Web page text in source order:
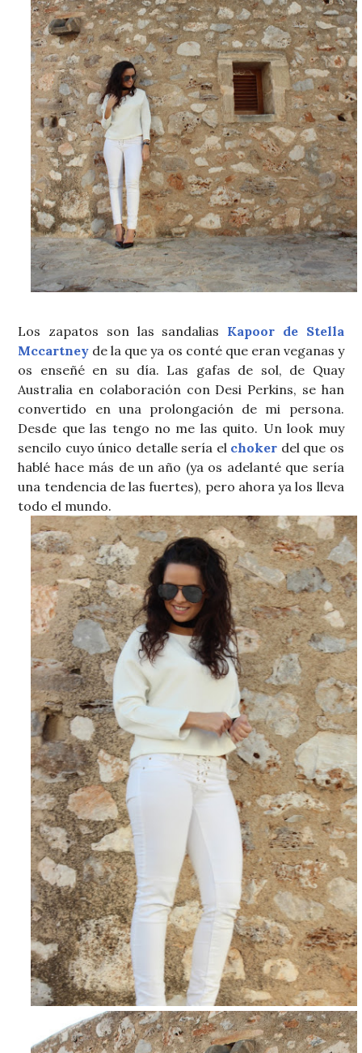
Los zapatos son las sandalias Kapoor de Stella
Mccartney de la que ya os conté que eran veganas y
os enseñé en su día. Las gafas de sol, de Quay
Australia en colaboración con Desi Perkins, se han
convertido en una prolongación de mi persona.
Desde que las tengo no me las quito. Un look muy
sencilo cuyo único detalle sería el choker del que os
hablé hace más de un año (ya os adelanté que sería
una tendencia de las fuertes), pero ahora ya los lleva
todo el mundo.